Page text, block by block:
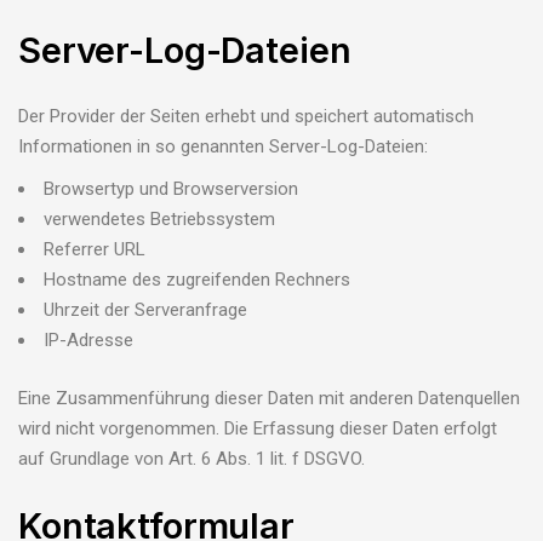
Server-Log-Dateien
Der Provider der Seiten erhebt und speichert automatisch
Informationen in so genannten Server-Log-Dateien:
Browsertyp und Browserversion
verwendetes Betriebssystem
Referrer URL
Hostname des zugreifenden Rechners
Uhrzeit der Serveranfrage
IP-Adresse
Eine Zusammenführung dieser Daten mit anderen Datenquellen
wird nicht vorgenommen. Die Erfassung dieser Daten erfolgt
auf Grundlage von Art. 6 Abs. 1 lit. f DSGVO.
Kontaktformular